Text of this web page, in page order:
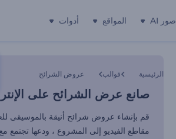
صور AI المواقع أدوات
صانع عرض الشرائح
الرئيسية قوالب عروض الشرائح
صانع عرض الشرائح على
قم بإنشاء عروض شرائح أنيقة بالموسيقى
مقاطع الفيديو إلى المشروع ، ودعها